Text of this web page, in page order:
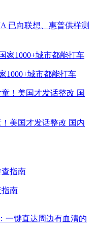
已向联想、惠普供样测
1000+城市都能打车
美国才发话整改 国内
南